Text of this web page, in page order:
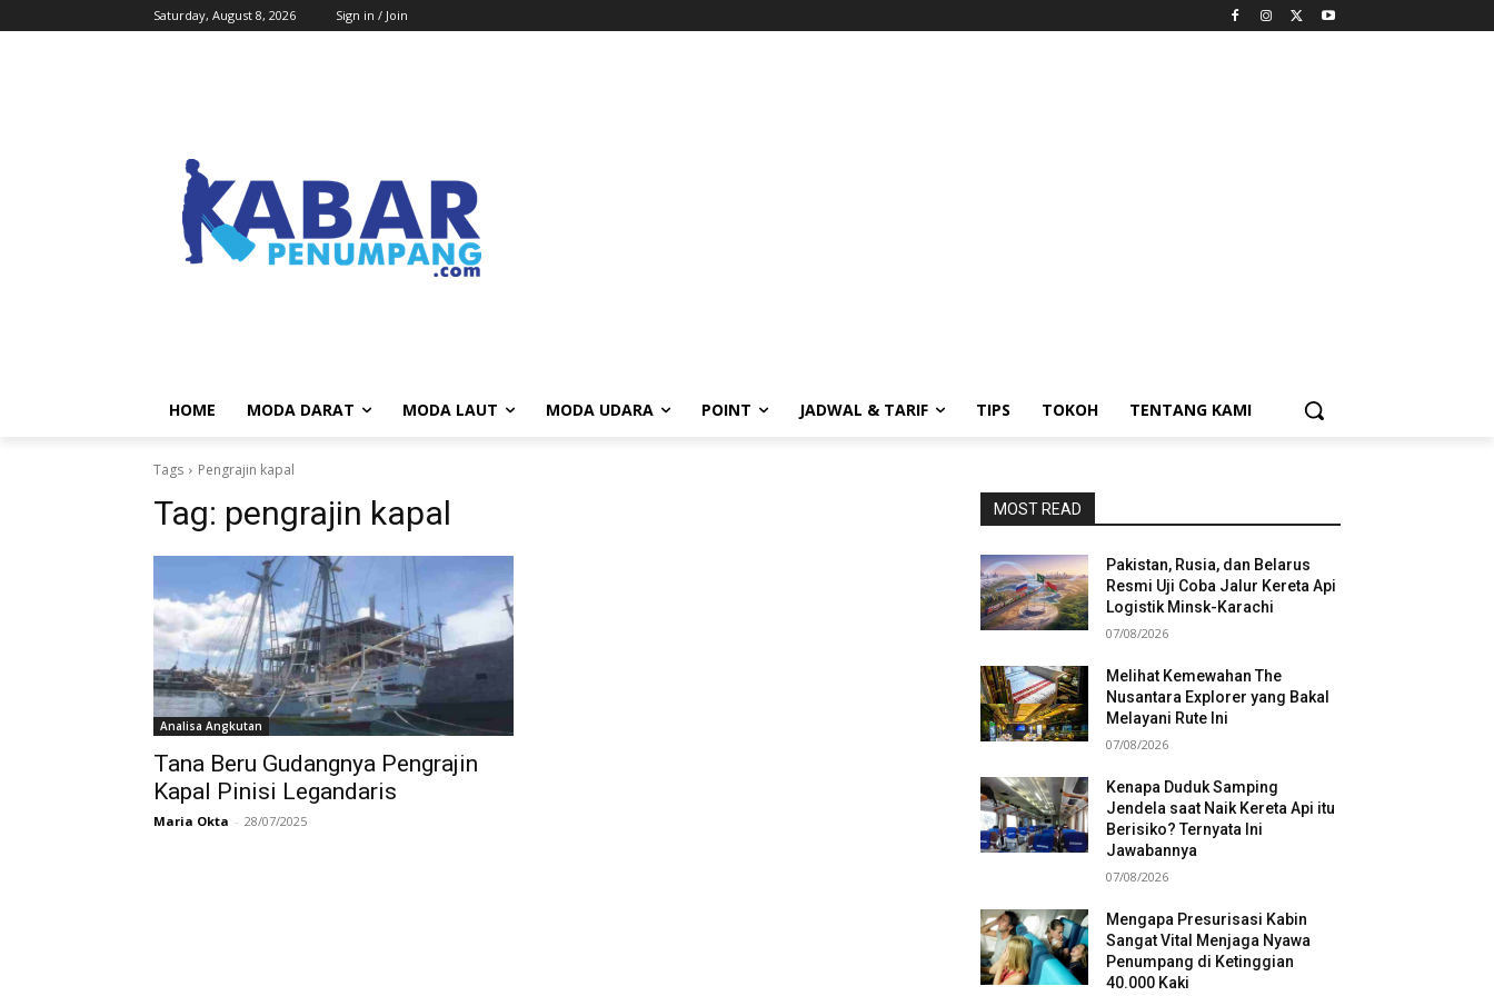
Saturday, August 8, 2026 Sign in / Join
HOME MODA DARAT MODA LAUT MODA UDARA POINT JADWAL & TARIF TIPS TOKOH TENTANG KAMI
Tags Pengrajin kapal
Tag: pengrajin kapal
Analisa Angkutan
Tana Beru Gudangnya Pengrajin
Kapal Pinisi Legandaris
Maria Okta - 28/07/2025
MOST READ
Pakistan, Rusia, dan Belarus
Resmi Uji Coba Jalur Kereta Api
Logistik Minsk-Karachi
07/08/2026
Melihat Kemewahan The
Nusantara Explorer yang Bakal
Melayani Rute Ini
07/08/2026
Kenapa Duduk Samping
Jendela saat Naik Kereta Api itu
Berisiko? Ternyata Ini
Jawabannya
07/08/2026
Mengapa Presurisasi Kabin
Sangat Vital Menjaga Nyawa
Penumpang di Ketinggian
40.000 Kaki